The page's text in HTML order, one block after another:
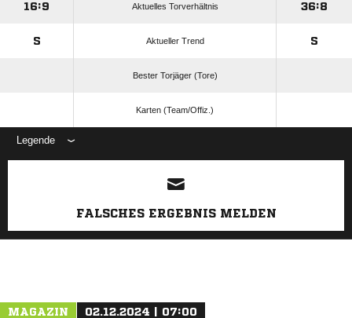
16:9 Aktuelles Torverhältnis 36:8
S Aktueller Trend S
Bester Torjäger (Tore)
Karten (Team/Offiz.)
Legende
ANZEIGE
FALSCHES ERGEBNIS MELDEN
MAGAZIN 02.12.2024 | 07:00